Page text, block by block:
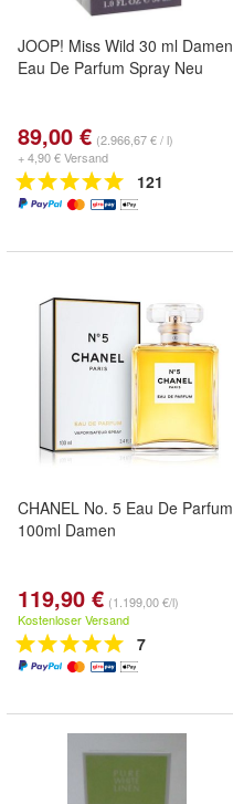
JOOP! Miss Wild 30 ml Damen
Eau De Parfum Spray Neu
89,00 € (2.966,67 € / l)
+ 4,90 € Versand
121
CHANEL No. 5 Eau De Parfum
100ml Damen
119,90 € (1.199,00 €/l)
Kostenloser Versand
7